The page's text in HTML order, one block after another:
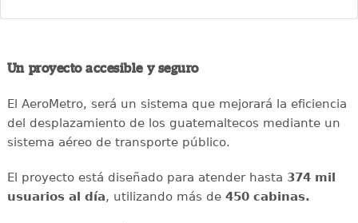
Un proyecto accesible y seguro
El AeroMetro, será un sistema que mejorará la eficiencia
del desplazamiento de los guatemaltecos mediante un
sistema aéreo de transporte público.
El proyecto está diseñado para atender hasta 374 mil
usuarios al día, utilizando más de 450 cabinas.